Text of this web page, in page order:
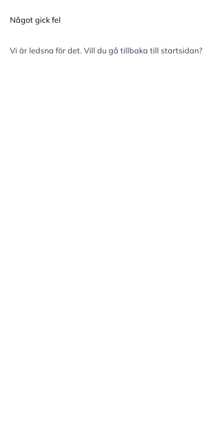
Något gick fel
Vi är ledsna för det. Vill du gå tillbaka till startsidan?